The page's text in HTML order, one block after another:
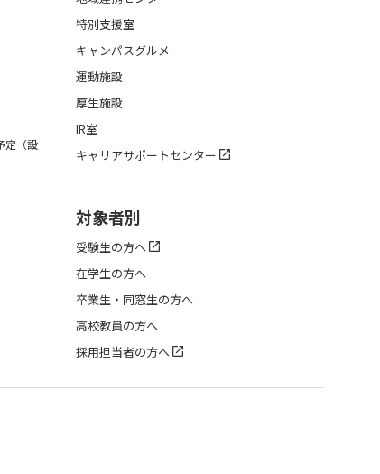
定（設
特別支援室
キャンパスグルメ
運動施設
厚生施設
IR室
キャリアサポートセンター
対象者別
受験生の方へ
在学生の方へ
卒業生・同窓生の方へ
高校教員の方へ
採用担当者の方へ